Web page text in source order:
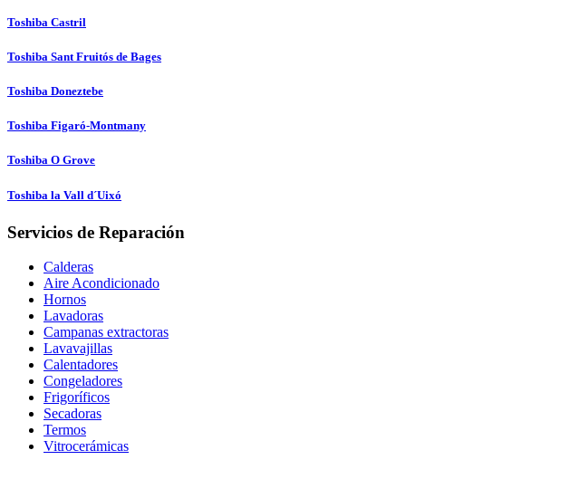
Toshiba Castril
Toshiba Sant Fruitós de Bages
Toshiba Doneztebe
Toshiba Figaró-Montmany
Toshiba O Grove
Toshiba la Vall d´Uixó
Servicios de Reparación
Calderas
Aire Acondicionado
Hornos
Lavadoras
Campanas extractoras
Lavavajillas
Calentadores
Congeladores
Frigoríficos
Secadoras
Termos
Vitrocerámicas